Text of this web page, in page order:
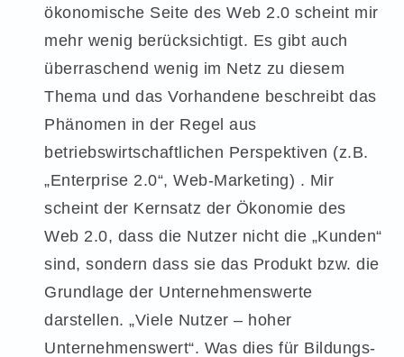
ökonomische Seite des Web 2.0 scheint mir
mehr wenig berücksichtigt. Es gibt auch
überraschend wenig im Netz zu diesem
Thema und das Vorhandene beschreibt das
Phänomen in der Regel aus
betriebswirtschaftlichen Perspektiven (z.B.
„Enterprise 2.0“, Web-Marketing) . Mir
scheint der Kernsatz der Ökonomie des
Web 2.0, dass die Nutzer nicht die „Kunden“
sind, sondern dass sie das Produkt bzw. die
Grundlage der Unternehmenswerte
darstellen. „Viele Nutzer – hoher
Unternehmenswert“. Was dies für Bildungs-